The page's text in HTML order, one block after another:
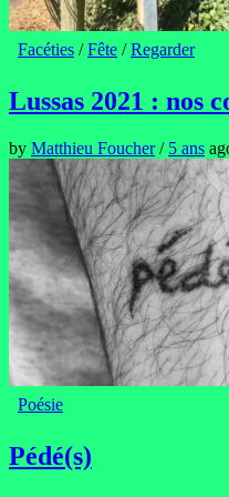
Facéties /Fête /Regarder
Lussas 2021 : nos
by Matthieu Foucher/ 5 ans
Poésie
Pédé(s)